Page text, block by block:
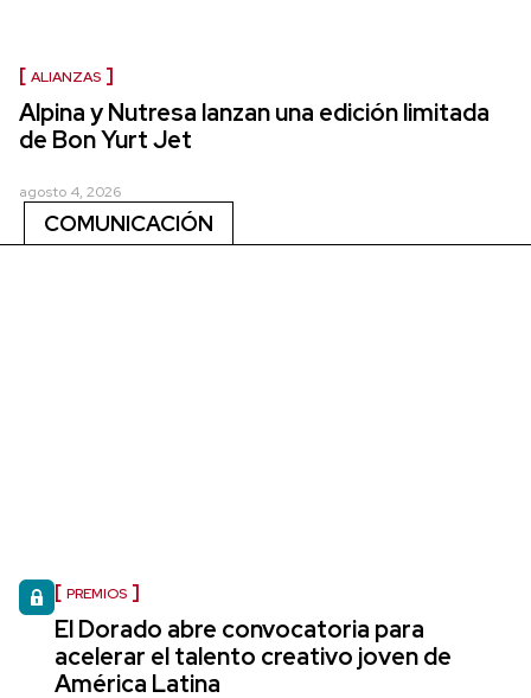
ALIANZAS
Alpina y Nutresa lanzan una edición limitada
de Bon Yurt Jet
agosto 4, 2026
COMUNICACIÓN
PREMIOS
El Dorado abre convocatoria para
acelerar el talento creativo joven de
América Latina